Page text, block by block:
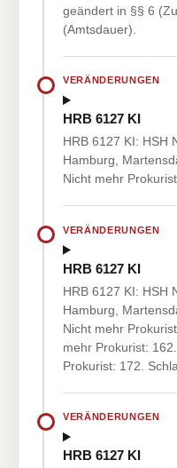
geändert in §§ 6
(Amtsdauer).
VERÄNDERUNGEN
HRB 6127 KI
HRB 6127 KI: HSH
Hamburg,
Nicht mehr
VERÄNDERUNGEN
HRB 6127 KI
HRB 6127 KI: HSH
Hamburg,
Nicht mehr
mehr Prokurist:
Prokurist: 172.
VERÄNDERUNGEN
HRB 6127 KI